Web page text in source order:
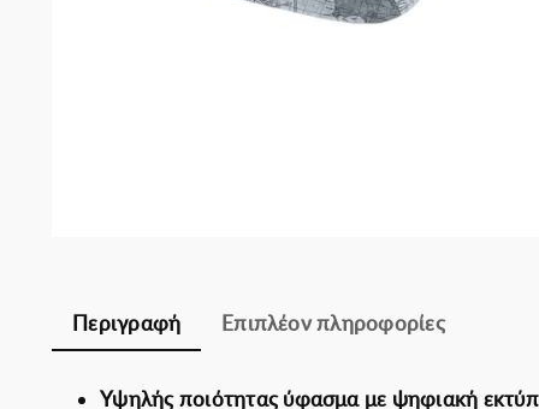
Περιγραφή Επιπλέον πληροφορίες
Υψηλής ποιότητας ύφασμα με ψηφιακή